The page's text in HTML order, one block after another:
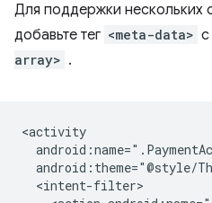
Для поддержки нескольких
добавьте тег <meta-data>
array> .